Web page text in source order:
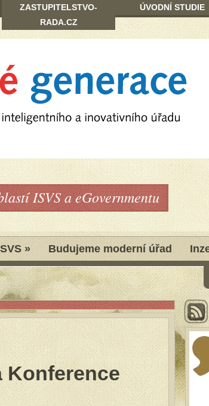
ISVS a eGovernmentu
» Budujeme moderní úřad
Konference
ZASTUPITELSTVO-
RADA.CZ
ÚVODNÍ STUDIE